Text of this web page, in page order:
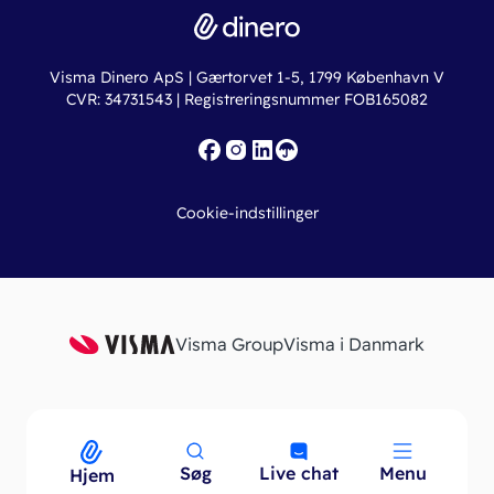
Hjem Søg Live chat Menu
Menu
Erhvervslån
Fakturaskabeloner
Online regnskabskurser
Ny virksomhed
Iværksætterlegat
Visma Dinero ApS | Gærtorvet 1-5, 1799 København V
CVR: 34731543 | Registreringsnummer FOB165082
Cookie-indstillinger
Visma GroupVisma i Danmark